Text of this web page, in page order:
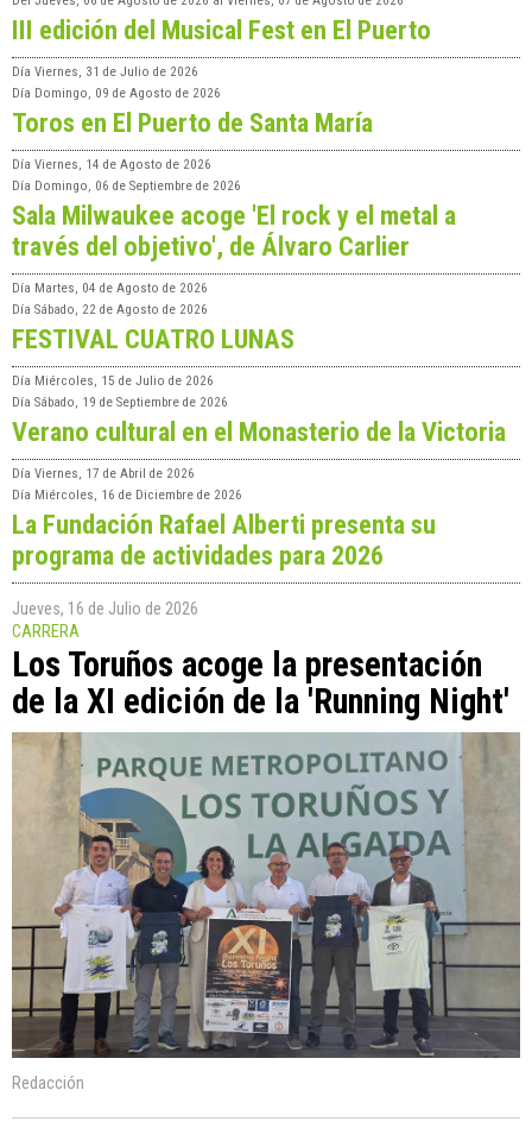
III edición del Musical Fest en El Puerto
Día Viernes, 31 de Julio de 2026
Día Domingo, 09 de Agosto de 2026
Toros en El Puerto de Santa María
Día Viernes, 14 de Agosto de 2026
Día Domingo, 06 de Septiembre de 2026
Sala Milwaukee acoge 'El rock y el metal a
través del objetivo', de Álvaro Carlier
Día Martes, 04 de Agosto de 2026
Día Sábado, 22 de Agosto de 2026
FESTIVAL CUATRO LUNAS
Día Miércoles, 15 de Julio de 2026
Día Sábado, 19 de Septiembre de 2026
Verano cultural en el Monasterio de la Victoria
Día Viernes, 17 de Abril de 2026
Día Miércoles, 16 de Diciembre de 2026
La Fundación Rafael Alberti presenta su
programa de actividades para 2026
Jueves, 16 de Julio de 2026
CARRERA
Los Toruños acoge la presentación
de la XI edición de la 'Running Night'
Redacción